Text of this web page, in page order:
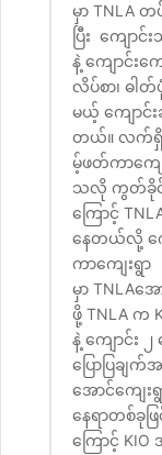
မှာ TNLA
ပြီး ကျောင်
နဲ့ ကျောင်း
လိပ်စာ၊ ဓါ
မယ့် ကျောင်
တယ်။ လက်ရှိ
မ့်ဖတ်ကာကျေ
သလို ကွတ်ခိုင်
ကြောင့်
နေတယ်လို့ ကျ
ကာကျေးရွာ
မှာ TNLAအ
ဖို့ TNLA က
နဲ့ ကျောင်း
ပြောပြချ
အောင်ကျေ
နေရာတစ်ခုဖ
ကြောင့်